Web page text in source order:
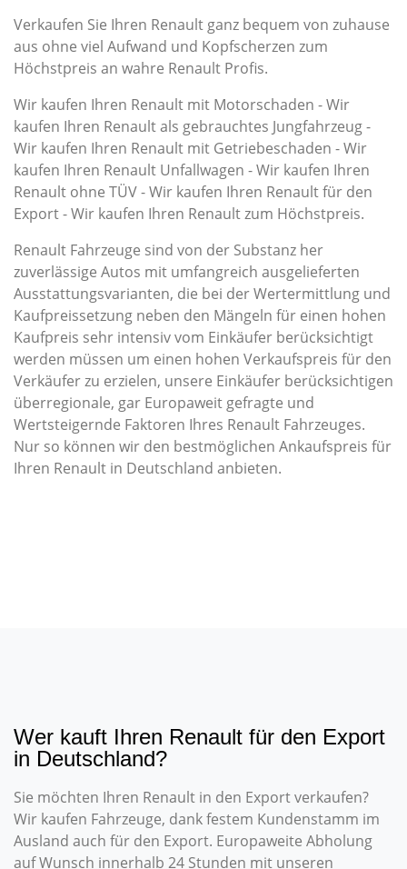
Verkaufen Sie Ihren Renault ganz bequem von zuhause
aus ohne viel Aufwand und Kopfscherzen zum
Höchstpreis an wahre Renault Profis.
Wir kaufen Ihren Renault mit Motorschaden - Wir
kaufen Ihren Renault als gebrauchtes Jungfahrzeug -
Wir kaufen Ihren Renault mit Getriebeschaden - Wir
kaufen Ihren Renault Unfallwagen - Wir kaufen Ihren
Renault ohne TÜV - Wir kaufen Ihren Renault für den
Export - Wir kaufen Ihren Renault zum Höchstpreis.
Renault Fahrzeuge sind von der Substanz her
zuverlässige Autos mit umfangreich ausgelieferten
Ausstattungsvarianten, die bei der Wertermittlung und
Kaufpreissetzung neben den Mängeln für einen hohen
Kaufpreis sehr intensiv vom Einkäufer berücksichtigt
werden müssen um einen hohen Verkaufspreis für den
Verkäufer zu erzielen, unsere Einkäufer berücksichtigen
überregionale, gar Europaweit gefragte und
Wertsteigernde Faktoren Ihres Renault Fahrzeuges.
Nur so können wir den bestmöglichen Ankaufspreis für
Ihren Renault in Deutschland anbieten.
Wer kauft Ihren Renault für den Export
in Deutschland?
Sie möchten Ihren Renault in den Export verkaufen?
Wir kaufen Fahrzeuge, dank festem Kundenstamm im
Ausland auch für den Export. Europaweite Abholung
auf Wunsch innerhalb 24 Stunden mit unseren